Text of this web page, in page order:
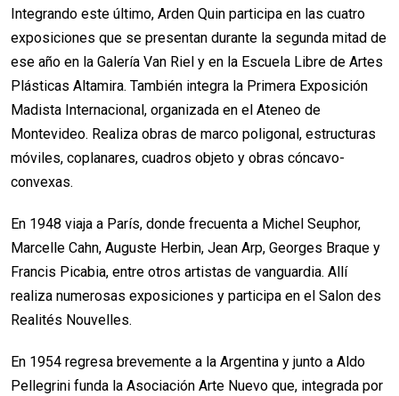
Integrando este último, Arden Quin participa en las cuatro
exposiciones que se presentan durante la segunda mitad de
ese año en la Galería Van Riel y en la Escuela Libre de Artes
Plásticas Altamira. También integra la Primera Exposición
Madista Internacional, organizada en el Ateneo de
Montevideo. Realiza obras de marco poligonal, estructuras
móviles, coplanares, cuadros objeto y obras cóncavo-
convexas.
En 1948 viaja a París, donde frecuenta a Michel Seuphor,
Marcelle Cahn, Auguste Herbin, Jean Arp, Georges Braque y
Francis Picabia, entre otros artistas de vanguardia. Allí
realiza numerosas exposiciones y participa en el Salon des
Realités Nouvelles.
En 1954 regresa brevemente a la Argentina y junto a Aldo
Pellegrini funda la Asociación Arte Nuevo que, integrada por